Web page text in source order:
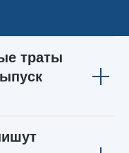
траты